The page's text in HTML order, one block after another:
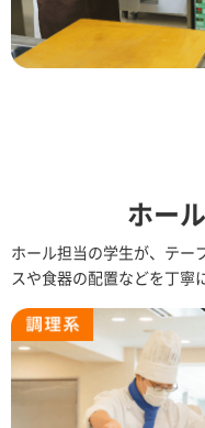
ホー
ホール担当の学生が、テー
スや食器の配置などを丁寧